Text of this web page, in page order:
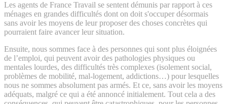
Les agents de France Travail se sentent démunis par rapport à ces
ménages en grandes difficultés dont on doit s'occuper désormais
sans avoir les moyens de leur proposer des choses concrètes qui
pourraient faire avancer leur situation.
Ensuite, nous sommes face à des personnes qui sont plus éloignées
de l’emploi, qui peuvent avoir des pathologies physiques ou
mentales lourdes, des difficultés très complexes (isolement social,
problèmes de mobilité, mal-logement, addictions…) pour lesquelles
nous ne sommes absolument pas armés. Et ce, sans avoir les moyens
adéquats, malgré ce qui a été annoncé initialement. Tout cela a des